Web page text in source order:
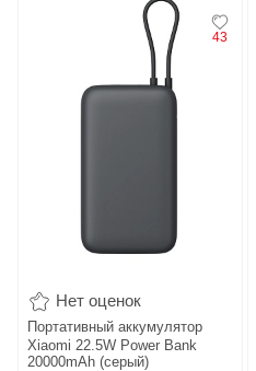
43
Нет оценок
Портативный аккумулятор
Xiaomi 22.5W Power Bank
20000mAh (серый)